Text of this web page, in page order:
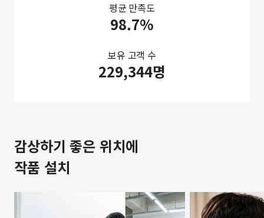
평균 만족도
98.7%
보유 고객 수
229,344명
감상하기 좋은 위치에
작품 설치